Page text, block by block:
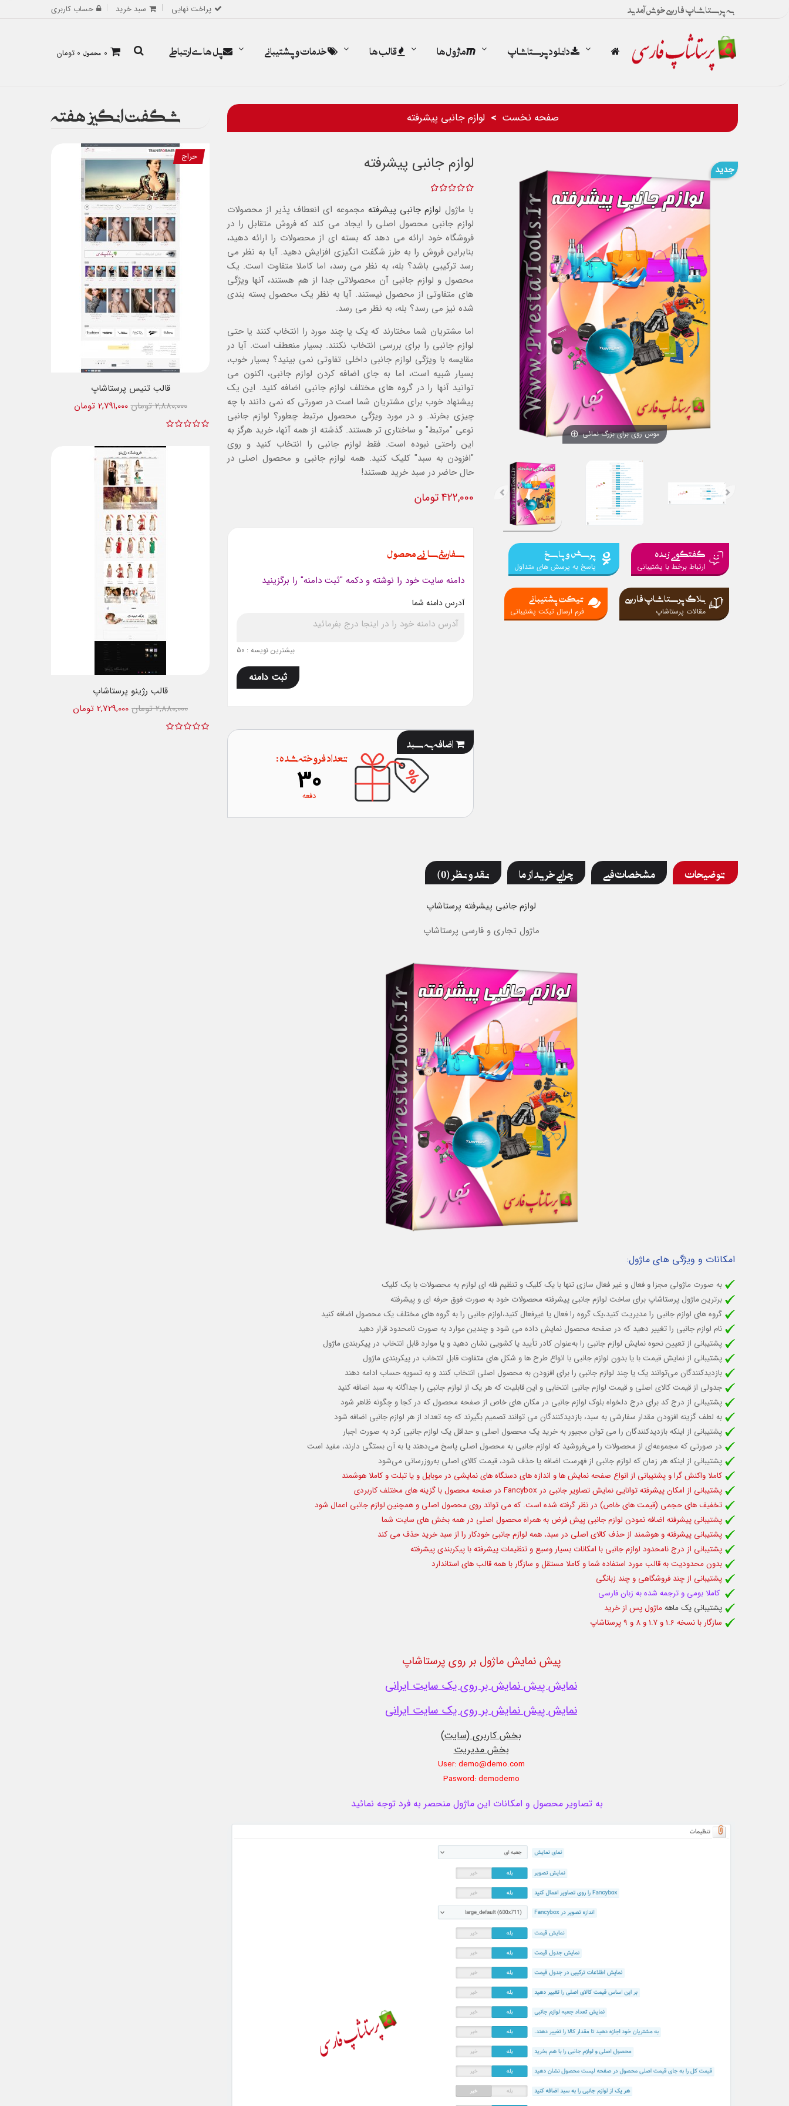
به پرستاشاپ فارسی خوش آمدید پراخت نهایی سبد خرید حساب کاربری
0 محصول 0 تومان دانلود پرستاشاپ ماژول ها قالب ها خدمات و پشتیبانی پل های ارتباطی
صفحه نخست لوازم جانبی پیشرفته
جدید
موس روی برای بزرگ نمائی
گفتگوی زنده
ارتباط برخط با پشتیبانی
پرسش و پاسخ
پاسخ به پرسش های متداول
بلاگ پرستاشاپ فارسی
مقالات پرستاشاپ
تیکت پشتیبانی
فرم ارسال تیکت پشتیبانی
لوازم جانبی پیشرفته
با ماژول لوازم جانبی پیشرفته مجموعه ای انعطاف پذیر از محصولات
لوازم جانبی محصول اصلی را ایجاد می کند که فروش متقابل را در
فروشگاه خود ارائه می دهد که بسته ای از محصولات را ارائه دهید،
بنابراین فروش را به طرز شگفت انگیزی افزایش دهید. آیا به نظر می
رسد ترکیبی باشد؟ بله، به نظر می رسد، اما کاملا متفاوت است. یک
محصول و لوازم جانبی آن محصولاتی جدا از هم هستند، آنها ویژگی
های متفاوتی از محصول نیستند. آیا به نظر یک محصول بسته بندی
شده نیز می رسد؟ بله، به نظر می رسد.
اما مشتریان شما مختارند که یک یا چند مورد را انتخاب کنند یا حتی
لوازم جانبی را برای بررسی انتخاب نکنند. بسیار منعطف است. آیا در
مقایسه با ویژگی لوازم جانبی داخلی تفاوتی نمی بینید؟ بسیار خوب،
بسیار شبیه است، اما به جای اضافه کردن لوازم جانبی، اکنون می
توانید آنها را در گروه های مختلف لوازم جانبی اضافه کنید. این یک
پیشنهاد خوب برای مشتریان شما است در صورتی که نمی دانند با چه
چیزی بخرند. و در مورد ویژگی محصول مرتبط چطور؟ لوازم جانبی
نوعی "مرتبط" و ساختاری تر هستند. گذشته از همه آنها، خرید هرگز به
این راحتی نبوده است. فقط لوازم جانبی را انتخاب کنید و روی
"افزودن به سبد" کلیک کنید. همه لوازم جانبی و محصول اصلی در
حال حاضر در سبد خرید هستند!
422,000 تومان
سفارشی سازی محصول
دامنه سایت خود را نوشته و دکمه "ثبت دامنه" را برگزینید
آدرس دامنه شما
بیشترین نویسه : 50
ثبت دامنه
اضافه به سبد
تعداد فروخته شده :
30
دفعه
توضیحات مشخصات فنی چرایی خرید از ما نقد و نظر (0)
لوازم جانبی پیشرفته پرستاشاپ
ماژول تجاری و فارسی پرستاشاپ
امکانات و ویژگی های ماژول:
به صورت ماژولی مجزا و فعال و غیر فعال سازی تنها با یک کلیک و تنظیم فله ای لوازم به محصولات با یک کلیک
برترین ماژول پرستاشاپ برای ساخت لوازم جانبی پیشرفته محصولات خود به صورت فوق حرفه ای و پیشرفته
گروه های لوازم جانبی را مدیریت کنید،یک گروه را فعال یا غیرفعال کنید،لوازم جانبی را به گروه های مختلف یک محصول اضافه کنید
نام لوازم جانبی را تغییر دهید که در صفحه محصول نمایش داده می شود و چندین موارد به صورت نامحدود قرار دهید
پشتیبانی از تعیین نحوه نمایش لوازم جانبی را به‌عنوان کادر تأیید یا کشویی نشان دهید و یا موارد قابل انتخاب در پیکربندی ماژول
پشتیبانی از نمایشقیمت با یا بدون لوازم جانبی با انواع طرح ها و شکل های متفاوت قابل انتخاب در پیکربندی ماژول
بازدیدکنندگان می‌توانند یک یا چند لوازم جانبی را برای افزودن به محصول اصلی انتخاب کنند و به تسویه حساب ادامه دهند
جدولی از قیمت کالای اصلی و قیمت لوازم جانبی انتخابی و این قابلیت که هر یک از لوازم جانبی را جداگانه به سبد اضافه کنید
پشتیبانی از درج کد برای درج دلخواه بلوک لوازم جانبی در مکان های خاص از صفحه محصول که در کجا و چگونه ظاهر شود
به لطف گزینه افزودن مقدار سفارشی به سبد، بازدیدکنندگان می توانند تصمیم بگیرند که چه تعداد از هر لوازم جانبی اضافه شود
پشتیبانی از اینکهبازدیدکنندگان را می توان مجبور به خرید یک محصول اصلی و حداقل یک لوازم جانبی کرد به صورت اجبار
در صورتی که مجموعه‌ای از محصولات را می‌فروشید که لوازم جانبی به محصول اصلی پاسخ می‌دهند یا به آن بستگی دارند، مفید است
پشتیبانی از اینکه هر زمان که لوازم جانبی از فهرست اضافه یا حذف شود، قیمت کالای اصلی به‌روزرسانی می‌شود
کاملا واکنش گرا و پشتیبانی از انواع صفحه نمایش ها و اندازه های دستگاه های نمایشی در موبایل و یا تبلت و کاملا هوشمند
پشتیبانی از امکان پیشرفتهتوانایی نمایش تصاویر جانبی در Fancybox
در صفحه محصول با گزینه های مختلف کاربردی
تخفیف های حجمی (قیمت های خاص) در نظر گرفته شده است. که می تواند روی محصول اصلی و همچنین لوازم جانبی اعمال شود
پشتیبانی پیشرفته اضافه نمودن لوازم جانبی پیش فرض به همراه محصول اصلی در همه بخش های سایت شما
پشتیبانی پیشرفته و هوشمند از حذف کالای اصلی در سبد، همه لوازم جانبی خودکار را از سبد خرید حذف می کند
پشتیبانی از درج نامحدود لوازم جانبی با امکانات بسیار وسیع و تنظیمات پیشرفته با پیکربندی پیشرفته
بدون محدودیت به قالب مورد استفاده شما و کاملا مستقل و سازگار با همه قالب های استاندارد
پشتیبانی از چند فروشگاهی و چند زبانگی
کاملا بومی و ترجمه شده به زبان فارسی
پشتیبانی یک ماههماژول پس از خرید
سازگار با نسخه 1.6 و 1.7 و 8 و 9 پرستاشاپ
پیش نمایش ماژول بر روی پرستاشاپ
نمایش پیش نمایش بر روی یک سایت ایرانی
نمایش پیش نمایش بر روی یک سایت ایرانی
بخش کاربری (سایت)
بخش مدیریت
User: demo@demo.com
Pasword: demodemo
به تصاویر محصول و امکانات این ماژول منحصر به فرد توجه نمائید
شگفت انگیز هفته
حراج
قالب تنیس پرستاشاپ
2,791,000 تومان
2,880,000 تومان
قالب رژینو پرستاشاپ
2,729,000 تومان
2,880,000 تومان